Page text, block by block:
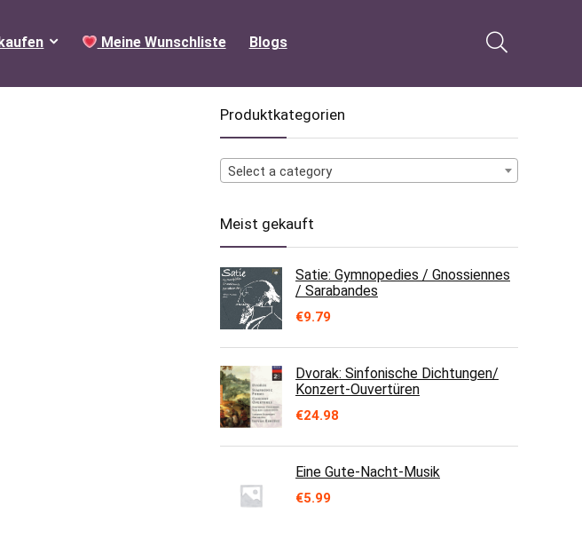
Meine Wunschliste Blogs
Produktkategorien
Select a category
Meist gekauft
Satie: Gymnopedies / Gnossiennes
/ Sarabandes
€9.79
Dvorak: Sinfonische Dichtungen/
Konzert-Ouvertüren
€24.98
Eine Gute-Nacht-Musik
€5.99